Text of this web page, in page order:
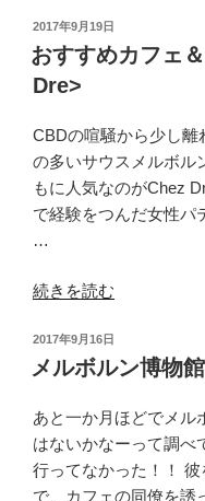
事
情”
の
す
め
カ
ェ
＆
レ
ス
ト
ン
１
＜
Hardware
Societe
＞”
投
稿
日:
2017年9月19日
おすすめカフェ
Dre>
CBDの喧騒から少し離
の多いサウスメルボル
もに人気なのがChez
で経験をつんだ女性パ
…
“お
す
め
フ
ェ
＆
続きを読む
投
日:
2017年9月16日
メルボルン博物
あと一か月ほどでメル
はないかなーって調べ
行ってなかった！！
で、カフェの同僚を誘